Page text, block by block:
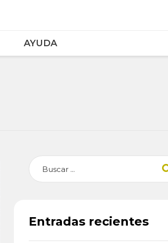
AYUDA
Buscar
Entradas recientes